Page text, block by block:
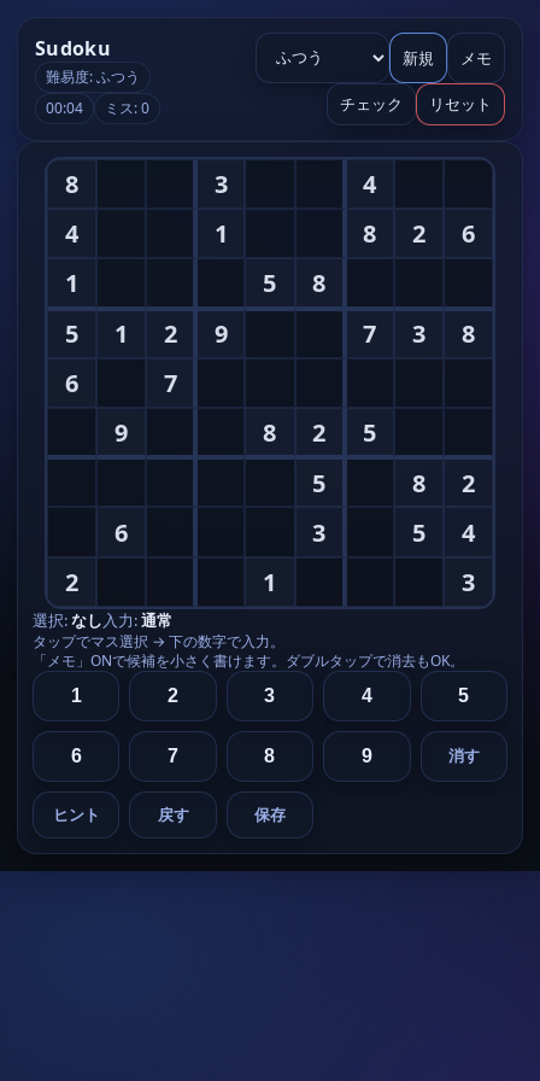
Sudoku
難易度: ふつう
00:04
ミス: 0
新規 メモ
チェック リセット
8 3
4
4
1 8 2
6
1
5
8
5
1 2 9 7 3
8
6
7
9
8 2
5
5
8
2
6
3 5
4
2
1 3
選択:なし入力:通常
タップでマス選択 → 下の数字で入力。
「メモ」ONで候補を小さく書けます。ダブルタップで消去もOK。
1
2 3 4 5
6 7 8 9 消す
ヒント 戻す 保存